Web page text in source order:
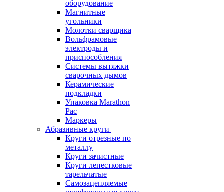
оборудование
Магнитные
угольники
Молотки сварщика
Вольфрамовые
электроды и
приспособления
Системы вытяжки
сварочных дымов
Керамические
подкладки
Упаковка Marathon
Pac
Маркеры
Абразивные круги
Круги отрезные по
металлу
Круги зачистные
Круги лепестковые
тарельчатые
Самозацепляемые